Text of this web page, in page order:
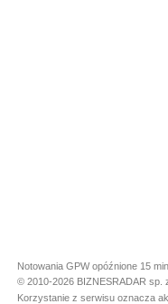
Notowania GPW opóźnione 15 min.
© 2010-2026 BIZNESRADAR sp.
Korzystanie z serwisu oznacza